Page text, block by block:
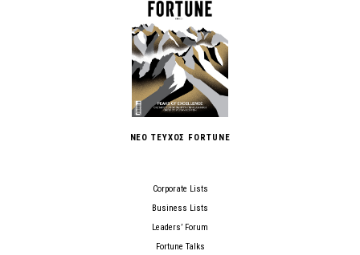
ΝΕΟ ΤΕΥΧΟΣ FORTUNE
Corporate Lists
Business Lists
Leaders’ Forum
Fortune Talks